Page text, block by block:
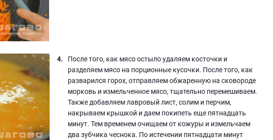
После того, как мясо остыло удаляем косточки и
разделяем мясо на порционные кусочки. После того, как
разварился горох, отправляем обжаренную на сковороде
морковь и измельченное мясо, тщательно перемешиваем.
Также добавляем лавровый лист, солим и перчим,
накрываем крышкой и даем покипеть еще пятнадцать
минут. Тем временем очищаем от кожуры и измельчаем
два зубчика чеснока. По истечении пятнадцати минут